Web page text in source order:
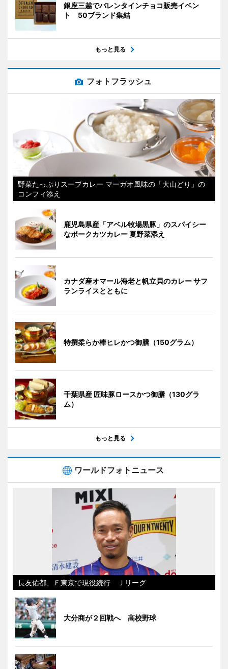
銀座三越でバレンタインチョコ販売イベン
ト 50ブランド集結
もっと見る
フォトフラッシュ
野菜たっぷりスープカレー マーガオ風味の「大山どり」の
コンフィ添え
鹿児島県産「アベル牧場黒豚」のスパイシー
なポークカツカレー 夏野菜添え
カナダ産オマール海老と帆立貝のカレー サフ
ランライスとともに
特撰柔らか棒ヒレかつ御膳（150グラム）
千葉県産 匠味豚ロースかつ御膳（130グラ
ム）
もっと見る
ワールドフォトニュース
長友佑都、Ｆ東京で現役続行 Ｊリーグ
大分商が２回戦へ 高校野球